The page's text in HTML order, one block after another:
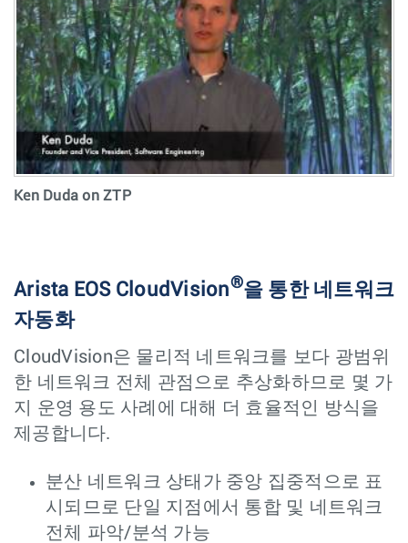
Ken Duda on ZTP
Arista EOS CloudVision®을 통한 네트워크
자동화
CloudVision은 물리적 네트워크를 보다 광범위
한 네트워크 전체 관점으로 추상화하므로 몇 가
지 운영 용도 사례에 대해 더 효율적인 방식을
제공합니다.
분산 네트워크 상태가 중앙 집중적으로 표
시되므로 단일 지점에서 통합 및 네트워크
전체 파악/분석 가능